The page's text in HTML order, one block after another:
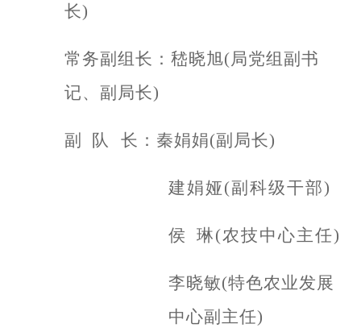
长)
常务副组长：嵇晓旭(局党组副书
记、副局长)
副 队 长：秦娟娟(副局长)
建娟娅(副科级干部)
侯 琳(农技中心主任)
李晓敏(特色农业发展
中心副主任)